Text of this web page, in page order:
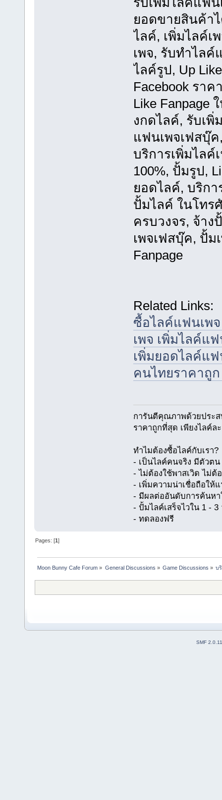
ยอดขายสินค้า
ไลค์, เพิ่มไลค์เ
เพจ, รับทำไล
ไลค์รูป, Up
Facebook รา
Like Fanpage
งกดไลค์, รับเพิ่
แฟนเพจเฟสบุ๊ค
บริการเพิ่มไล
100%, ปั้มรูป,
ยอดไลค์, บริก
ปั้มไลค์ ในโทร
ครบวงจร, จ้า
เพจเฟสบุ๊ค, ปั้ม
Fanpage
Related Links:
ซื้อไลค์แฟนเพ
เพจ เพิ่มไลค์แ
เพิ่มยอดไลค์แ
คนไทยราคาถู
การันตีคุณภาพด้วยประ
ราคาถูกที่สุด เพียงไลค์ล
ทำไมต้องซื้อไลค์กับเรา?
- เป็นไลค์คนจริง มีตัวตน
- ไม่ต้องใช้พาสเวิด ไม่ต้
- เพิ่มความน่าเชื่อถือให้
- มีผลต่ออันดับการค้นหา
- ปั้มไลค์เสร็จไวใน 1 - 3
- ทดลองฟรี
Pages: [1]
Moon Bunny Cafe Forum » General Discussions » Game Discussions » บ
SMF 2.0.11